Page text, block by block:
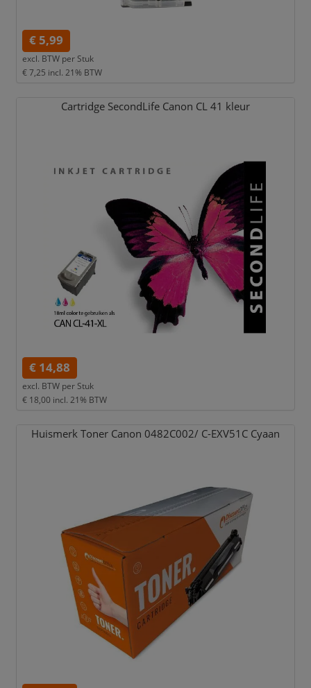
€ 5,99
excl. BTW per Stuk
€ 7,25 incl. 21% BTW
Cartridge SecondLife Canon CL 41 kleur
€ 14,88
excl. BTW per Stuk
€ 18,00 incl. 21% BTW
Huismerk Toner Canon 0482C002/ C-EXV51C Cyaan